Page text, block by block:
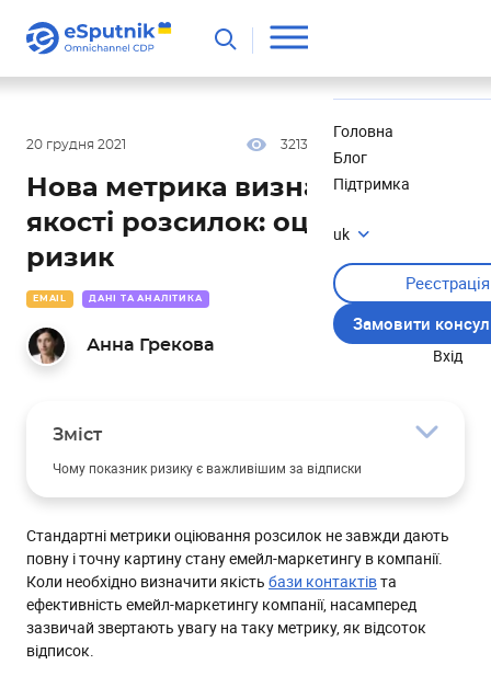
Головна
Блог
Підтримка
uk
Реєстрація
Замовити
Вхід
20 грудня 2021 3213
EMAIL ДАНІ ТА АНАЛІТИКА
Нова метрика визначення
якості розсилок: оцінюємо
ризик
Анна Грекова
Зміст
Чому показник ризику є важливішим за відписки
Як розрахувати показник ризику
Про що розповість цей показник
Адаптуємо формулу
Як візуалізувати ризик
Чим корисний розрахунок ризику
Стандартні метрики оціювання розсилок не завжди дають
повну і точну картину стану емейл-маркетингу в компанії.
Коли необхідно визначити якість бази контактівта
ефективність емейл-маркетингу компанії, насамперед
зазвичай звертають увагу на таку метрику, як відсоток
відписок.